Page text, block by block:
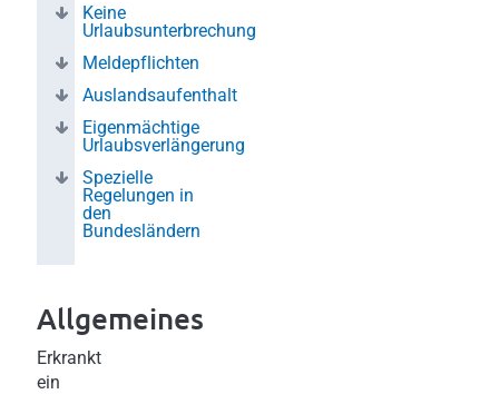
Keine
Urlaubsunterbrechung
Meldepflichten
Auslandsaufenthalt
Eigenmächtige
Urlaubsverlängerung
Spezielle
Regelungen in
den
Bundesländern
Allgemeines
Erkrankt
ein